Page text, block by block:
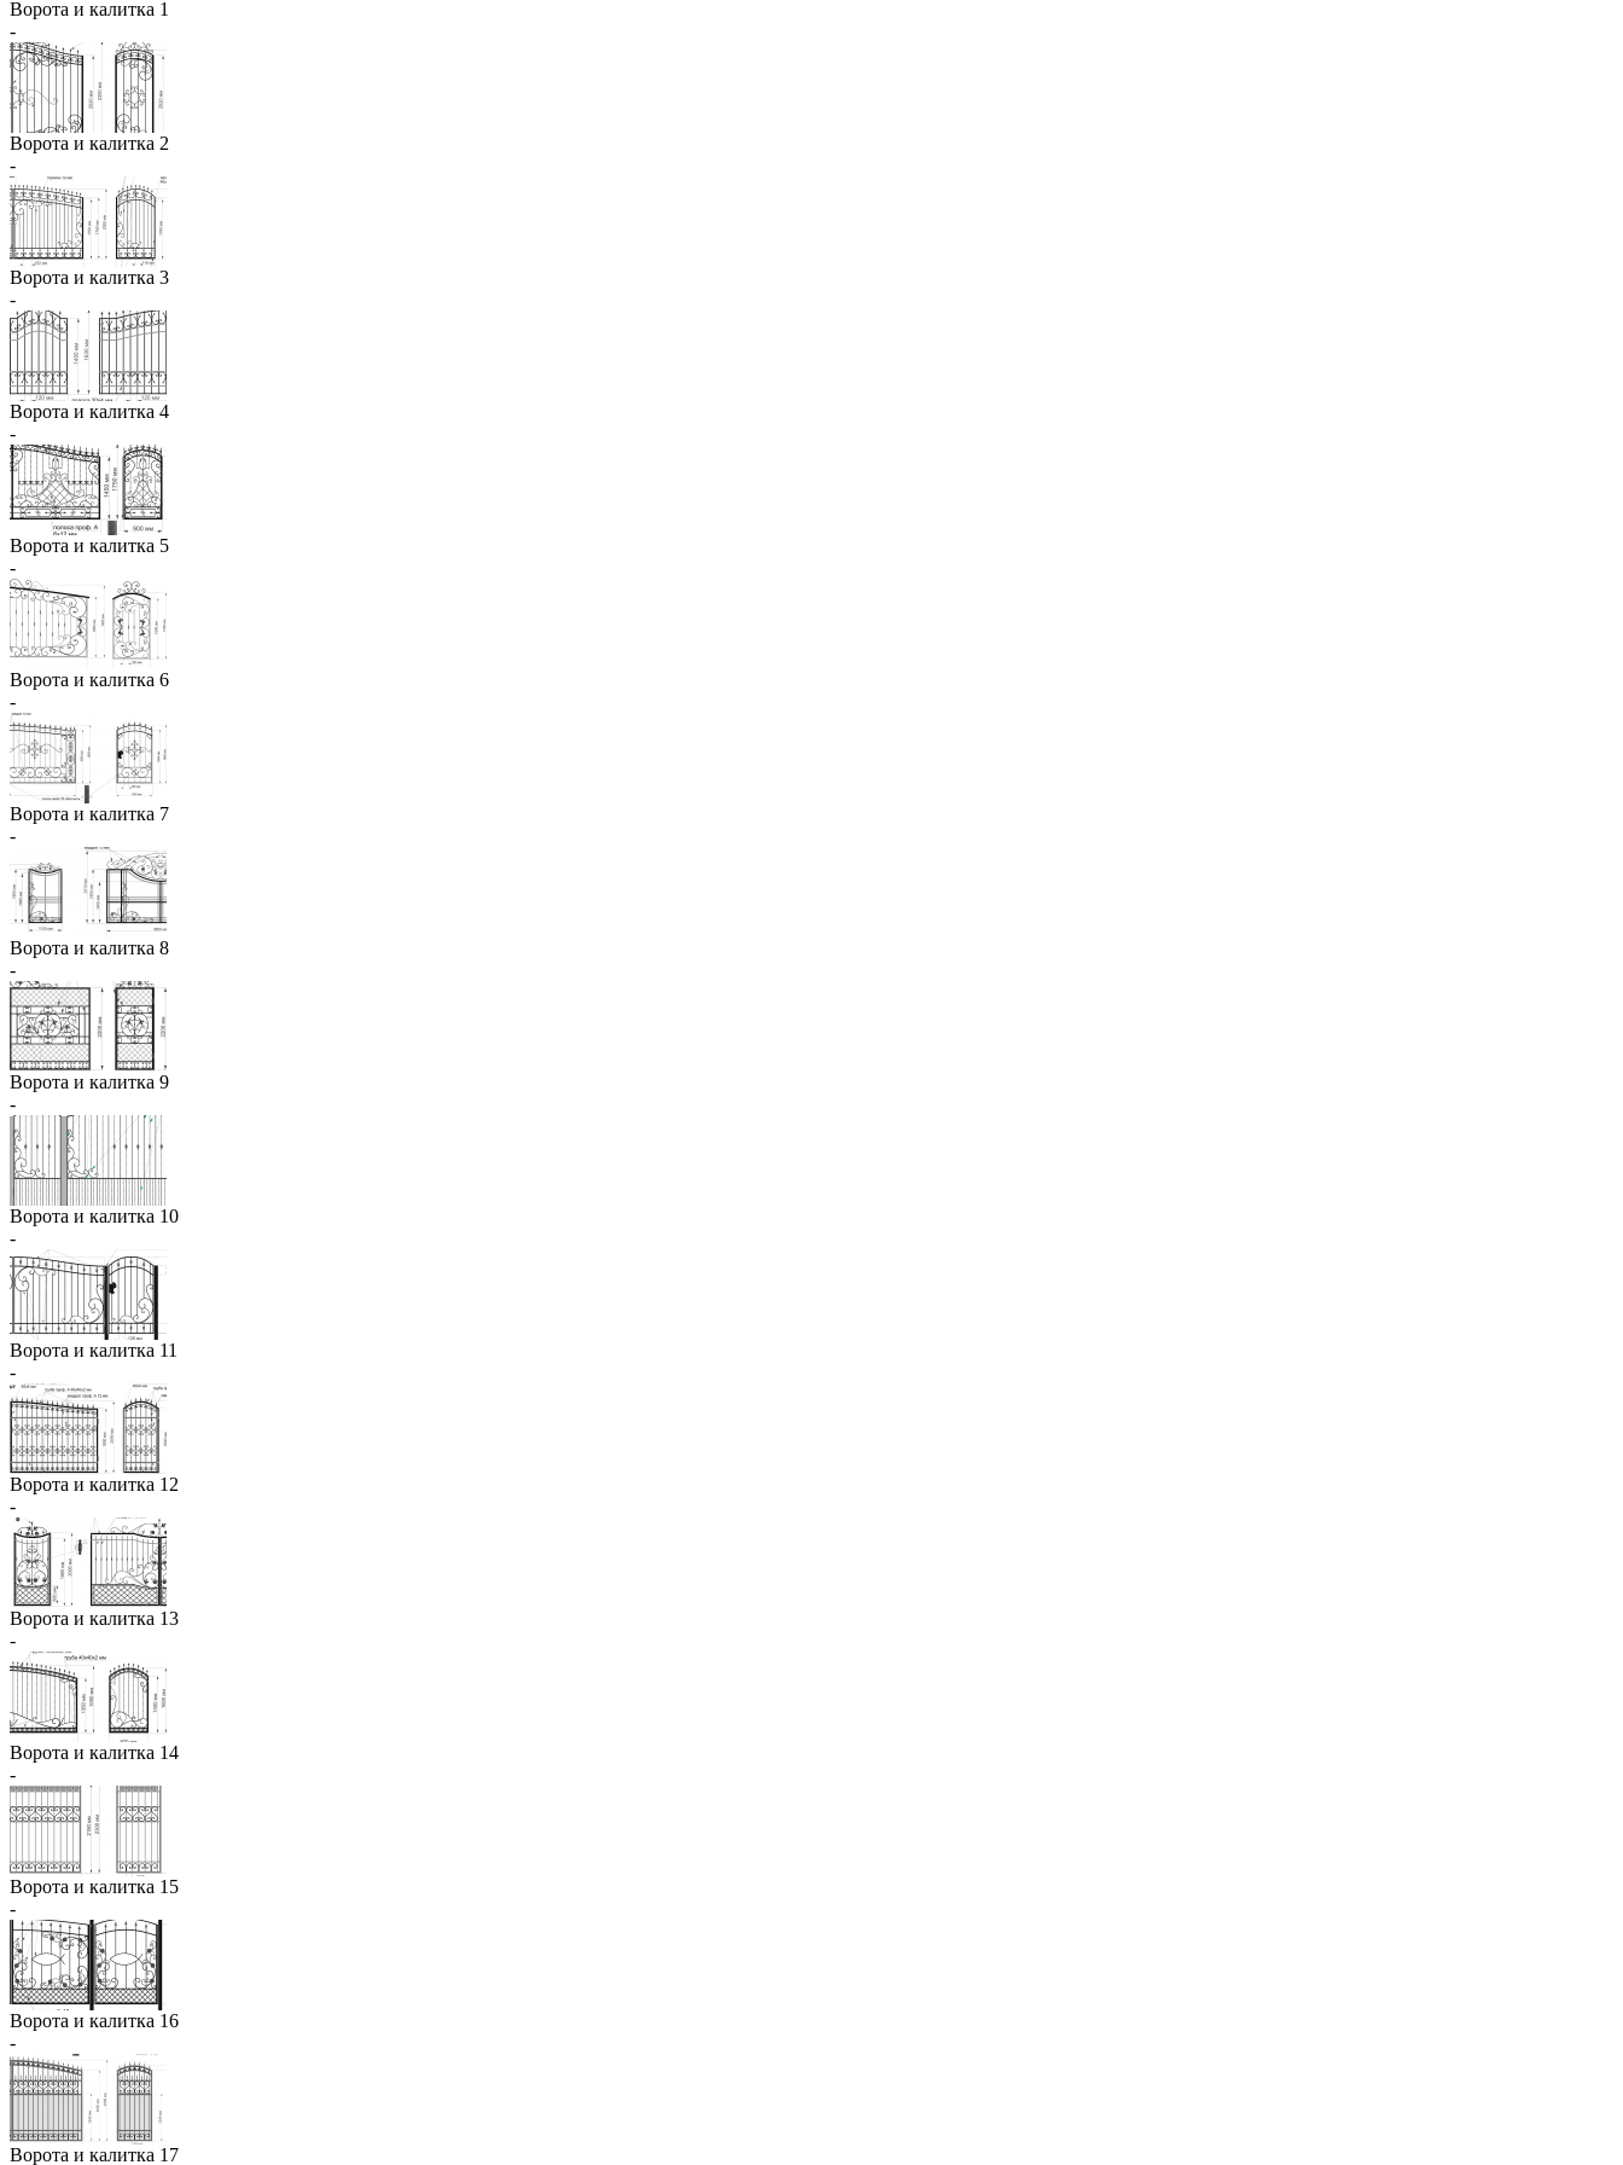
Ворота и калитка 1
-
Ворота и калитка 2
-
Ворота и калитка 3
-
Ворота и калитка 4
-
Ворота и калитка 5
-
Ворота и калитка 6
-
Ворота и калитка 7
-
Ворота и калитка 8
-
Ворота и калитка 9
-
Ворота и калитка 10
-
Ворота и калитка 11
-
Ворота и калитка 12
-
Ворота и калитка 13
-
Ворота и калитка 14
-
Ворота и калитка 15
-
Ворота и калитка 16
-
Ворота и калитка 17